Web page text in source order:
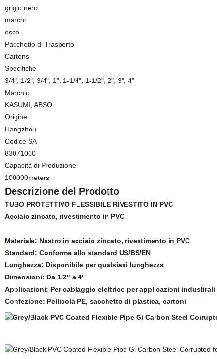
grigio nero
marchi
esco
Pacchetto di Trasporto
Cartons
Specifiche
3/4", 1/2", 3/4", 1", 1-1/4", 1-1/2", 2", 3", 4"
Marchio
KASUMI, ABSO
Origine
Hangzhou
Codice SA
83071000
Capacità di Produzione
100000meters
Descrizione del Prodotto
TUBO PROTETTIVO FLESSIBILE RIVESTITO IN PVC
Acciaio zincato, rivestimento in PVC
Materiale: Nastro in acciaio zincato, rivestimento in PVC
Standard: Conforme allo standard US/BS/EN
Lunghezza: Disponibile per qualsiasi lunghezza
Dimensioni: Da 1/2" a 4'
Applicazioni: Per cablaggio elettrico per applicazioni industirali
Confezione: Pellicola PE, sacchetto di plastica, cartoni